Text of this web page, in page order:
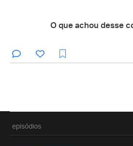
O que achou desse
episódios